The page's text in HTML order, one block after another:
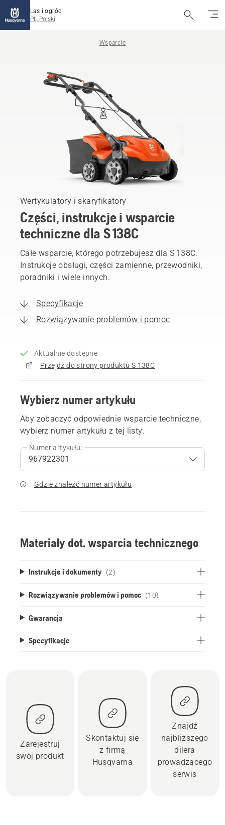
Las i ogród
PL, Polski
Wsparcie
Wertykulatory i skaryfikatory
Części, instrukcje i wsparcie
techniczne dla S 138C
Całe wsparcie, którego potrzebujesz dla S 138C.
Instrukcje obsługi, części zamienne, przewodniki,
poradniki i wiele innych.
Specyfikacje
Rozwiązywanie problemów i pomoc
Aktualnie dostępne
Przejdź do strony produktu S 138C
Wybierz numer artykułu
Aby zobaczyć odpowiednie wsparcie techniczne,
wybierz numer artykułu z tej listy.
Numer artykułu:
Gdzie znaleźć numer artykułu
Materiały dot. wsparcia technicznego
Instrukcje i dokumenty (2)
Rozwiązywanie problemów i pomoc (10)
Gwarancja
Specyfikacje
Zarejestruj
swój produkt
Skontaktuj się
z firmą
Husqvarna
Znajdź
najbliższego
dilera
prowadzącego
serwis